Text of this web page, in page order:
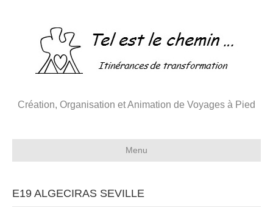
Création, Organisation et Animation de Voyages à Pied
Menu
E19 ALGECIRAS SEVILLE